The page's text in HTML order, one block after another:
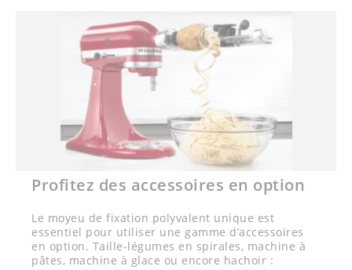
Profitez des accessoires en option
Le moyeu de fixation polyvalent unique est
essentiel pour utiliser une gamme d’accessoires
en option. Taille-légumes en spirales, machine à
pâtes, machine à glace ou encore hachoir :